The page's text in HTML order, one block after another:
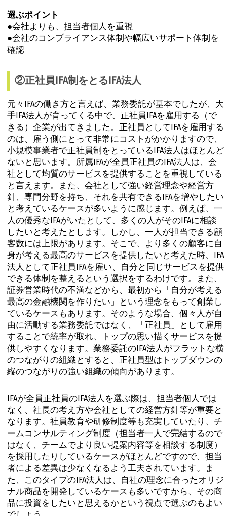
選ぶポイント
●会社よりも、担当者個人を重視
●会社のコンプライアンス体制や幅広いサポート体制を
確認
②正社員IFA制をとるIFA法人
元々IFAの働き方と言えば、業務委託が基本でしたが、大
手IFA法人が育ってくる中で、正社員IFAを雇用する（で
きる）企業が出てきました。正社員としてIFAを雇用する
のは、雇う側にとって非常にコストがかかりますので、
小規模事業者で正社員制をとっているIFA法人はほとんど
ないと思います。所属IFAが全員正社員のIFA法人は、会
社として均質のサービスを提供することを重視している
と言えます。また、会社として強い経営理念や経営方
針、専門分野を持ち、それを共有できるIFAを増やしたい
と考えているケースが多いように感じます。例えば、一
人の優秀なIFAがいたとして、多くの人がそのIFAに相談
したいと考えたとします。しかし、一人が担当できる顧
客数には上限があります。そこで、より多くの顧客に自
身が考える最高のサービスを提供したいと考えた時、IFA
法人として正社員IFAを雇い、自分と同じサービスを提供
できる体制を整えるという選択をするわけです。また、
証券営業時代の不満などから、最初から「自分が考える
最高の金融機関を作りたい」という理念をもって創業し
ているケースもあります。そのような場合、個々人が自
由に活動する業務委託ではなく、「正社員」として雇用
することで統率が取れ、トップの思い描くサービスを提
供しやすくなります。業務委託のIFA法人がフラットな横
のつながりの組織とすると、正社員型はトップダウンの
縦のつながりの強い組織の傾向があります。
IFAが全員正社員のIFA法人を選ぶ際は、担当者個人では
なく、社長の考え方や会社としての経営方針等が重要と
なります。社員教育や研修制度等も充実していたり、チ
ームコンサルティング制度（担当者一人で完結するので
はなく、チームでより良い提案内容等を相談する制度）
を採用したりしているケースがほとんどですので、担当
者による差異は少なくなるよう工夫されています。ま
た、このタイプのIFA法人は、自社の理念に合ったオリジ
ナル商品を開発しているケースも多いですから、その商
品に投資をしたいと思えるかという視点で選ぶのもよい